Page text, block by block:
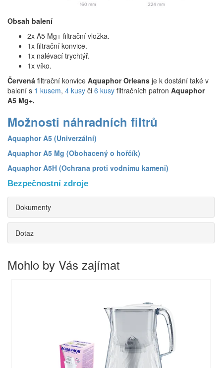
Obsah balení
2x A5 Mg+ filtrační vložka.
1x filtrační konvice.
1x nalévací trychtýř.
1x víko.
Červená filtrační konvice Aquaphor Orleans je k dostání také v
balení s 1 kusem, 4 kusy či 6 kusy filtračních patron Aquaphor
A5 Mg+.
Možnosti náhradních filtrů
Aquaphor A5 (Univerzální)
Aquaphor A5 Mg (Obohacený o hořčík)
Aquaphor A5H (Ochrana proti vodnímu kameni)
Bezpečnostní zdroje
Dokumenty
Dotaz
Mohlo by Vás zajímat